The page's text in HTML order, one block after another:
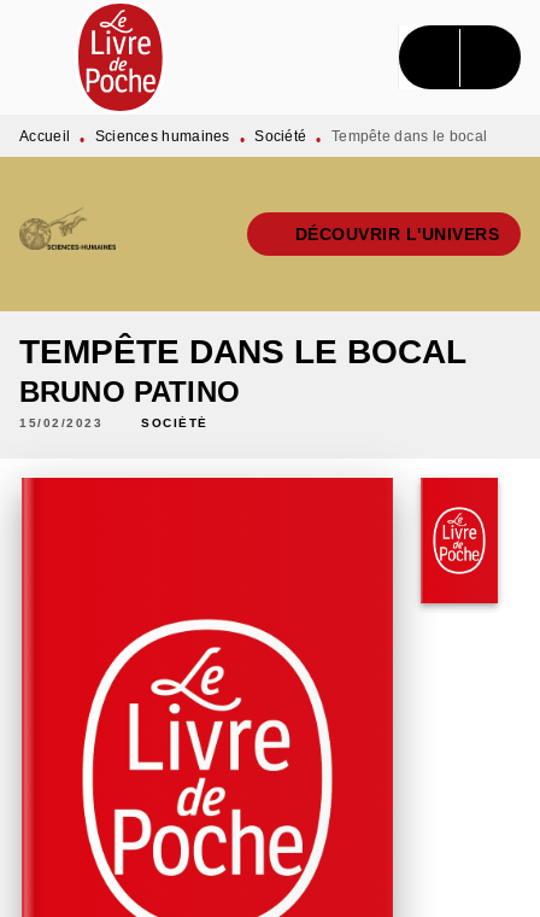
MENU RECHERCHE CONTENU
PIED DE PAGE
Accueil • Sciences humaines • Société • Tempête dans le bocal
DÉCOUVRIR L'UNIVERS
TEMPÊTE DANS LE BOCAL
BRUNO PATINO
15/02/2023 SOCIÉTÉ